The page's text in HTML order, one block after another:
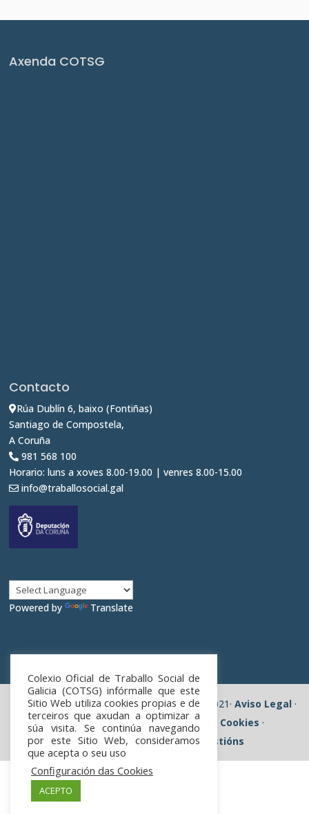
Axenda COTSG
Contacto
Rúa Dublín 6, baixo (Fontiñas)
Santiago de Compostela,
A Coruña
981 568 100
Horario: luns a xoves 8.00-19.00 | venres 8.00-15.00
info@traballosocial.gal
Powered by Translate
Colexio Oficial de Traballo Social de Galicia 2021· Aviso Legal ·
Política de privacidade·Política de Cookies ·
Reclamacións, queixas e suxestións
Colexio Oficial de Traballo Social de
Galicia (COTSG) infórmalle que este
Sitio Web utiliza cookies propias e de
terceiros que axudan a optimizar a
súa visita. Se continúa navegando
por este Sitio Web, consideramos
que acepta o seu uso
Configuración das Cookies
ACEPTO